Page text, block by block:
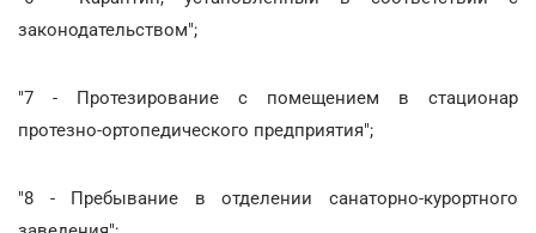
законодательством";
"7 - Протезирование с помещением в стационар
протезно-ортопедического предприятия";
"8 - Пребывание в отделении санаторно-курортного